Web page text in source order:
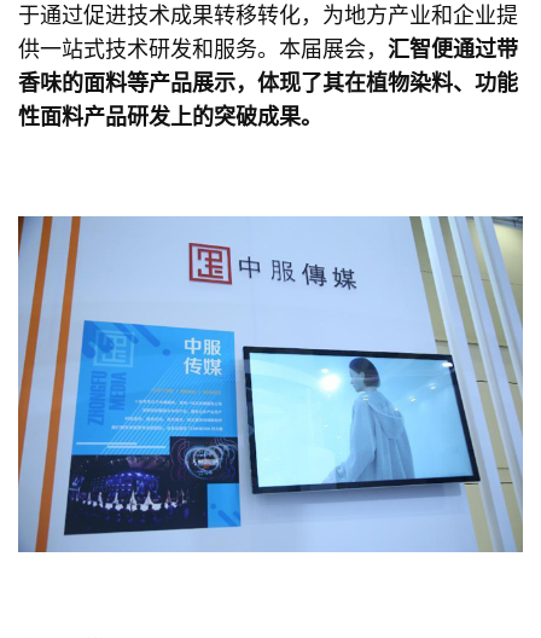
于通过促进技术成果转移转化，为地方产业和企业提
供一站式技术研发和服务。本届展会， 汇智便通过带
香味的面料等产品展示，体现了其在植物染料、功能
性面料产品研发上的突破成果。